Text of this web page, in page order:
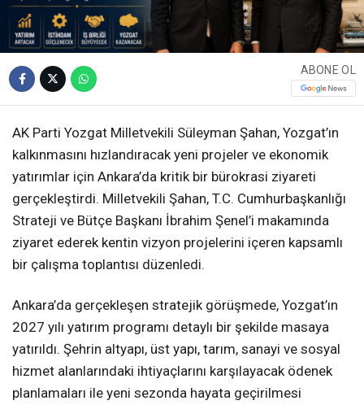
ABONE OL
AK Parti Yozgat Milletvekili Süleyman Şahan, Yozgat’ın
kalkınmasını hızlandıracak yeni projeler ve ekonomik
yatırımlar için Ankara’da kritik bir bürokrasi ziyareti
gerçekleştirdi. Milletvekili Şahan, T.C. Cumhurbaşkanlığı
Strateji ve Bütçe Başkanı İbrahim Şenel’i makamında
ziyaret ederek kentin vizyon projelerini içeren kapsamlı
bir çalışma toplantısı düzenledi.
Ankara’da gerçekleşen stratejik görüşmede, Yozgat’ın
2027 yılı yatırım programı detaylı bir şekilde masaya
yatırıldı. Şehrin altyapı, üst yapı, tarım, sanayi ve sosyal
hizmet alanlarındaki ihtiyaçlarını karşılayacak ödenek
planlamaları ile yeni sezonda hayata geçirilmesi